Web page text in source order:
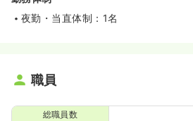
夜勤・当直体制：1名
職員
総職員数